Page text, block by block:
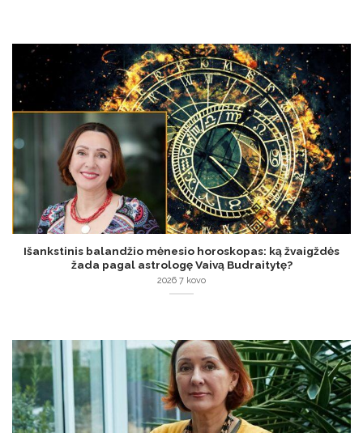
Išankstinis balandžio mėnesio horoskopas: ką žvaigždės
žada pagal astrologę Vaivą Budraitytę?
2026 7 kovo